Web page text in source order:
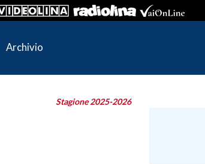
Archivio
Stagione 2025-2026